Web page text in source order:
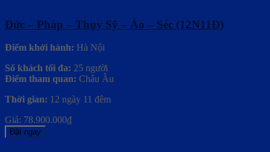
Đức – Pháp – Thụy Sỹ – Áo – Séc (12N11Đ)
Điểm khởi hành: Hà Nội
Số khách tối đa: 25 người
Điểm tham quan: Châu Âu
Thời gian: 12 ngày 11 đêm
Giá: 78.900.000₫
Đặt ngay